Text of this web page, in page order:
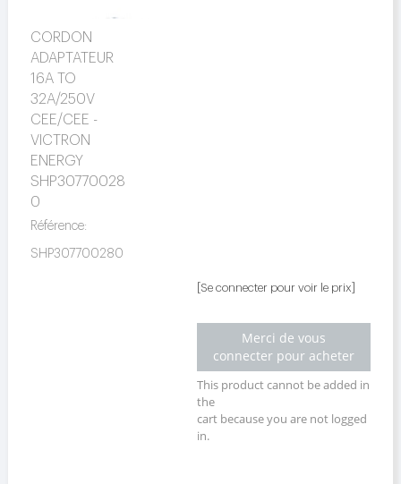
CORDON
ADAPTATEUR
16A TO
32A/250V
CEE/CEE -
VICTRON
ENERGY
SHP30770028
0
Référence:
SHP307700280
[Se connecter pour voir le prix]
Merci de vous
connecter pour acheter
This product cannot be added in
the
cart because you are not logged
in.